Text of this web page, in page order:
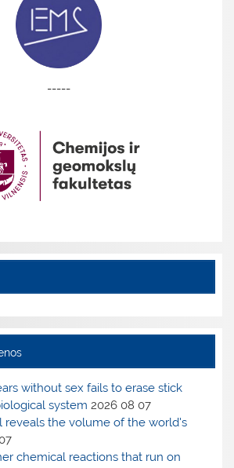
-----
without sex fails to erase stick
system 2026 08 07
reveals the volume of the world's
chemical reactions that run on